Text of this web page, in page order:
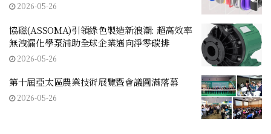
2026-05-26
協磁(ASSOMA)引領綠色製造新浪潮: 超高效率
無洩漏化學泵浦助全球企業邁向淨零碳排
2026-05-26
第十屆亞太區農業技術展覽暨會議圓滿落幕
2026-05-26